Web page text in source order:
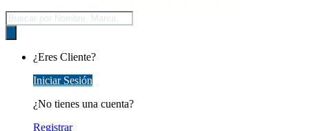
Búsqueda
de
productos
¿Eres Cliente?
Iniciar Sesión
¿No tienes una cuenta?
Registrar